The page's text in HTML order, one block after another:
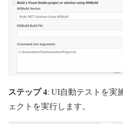
ステップ 4: UI自動テストを実
ェクトを実行します。